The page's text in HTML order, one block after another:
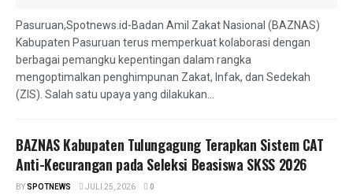
Pasuruan,Spotnews.id-Badan Amil Zakat Nasional (BAZNAS)
Kabupaten Pasuruan terus memperkuat kolaborasi dengan
berbagai pemangku kepentingan dalam rangka
mengoptimalkan penghimpunan Zakat, Infak, dan Sedekah
(ZIS). Salah satu upaya yang dilakukan...
BAZNAS Kabupaten Tulungagung Terapkan Sistem CAT
Anti-Kecurangan pada Seleksi Beasiswa SKSS 2026
BYSPOTNEWS JULI 25, 2026 0